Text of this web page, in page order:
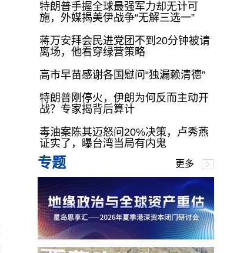
特朗普手握全球最强军力却无计可
施，外媒揭美伊战争“无解三选一”
蒋万安拜会民进党团不到20分钟被请
离场，他看穿绿营策略
高市早苗感谢各国慰问“独漏赖清德”
特朗普刚停火，伊朗为何反而主动开
战？专家揭背后算计
毒油案陈其迈怒问20%决策，卢秀燕
证实了，曝台湾当局有内鬼
专题 更多